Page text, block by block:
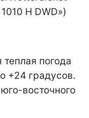
погода
+24 градусов.
восточного